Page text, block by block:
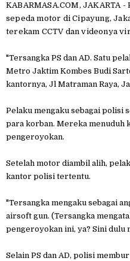
KABARMASA.COM, JAKARTA
sepeda motor di Cipayung,
terekam CCTV dan videonya
"Tersangka PS dan AD. Satu
Metro Jaktim Kombes Budi
kantornya, Jl Matraman Raya,
Pelaku mengaku sebagai polisi
para korban. Mereka menuduh
pengeroyokan.
Setelah motor diambil alih,
kantor polisi tertentu.
"Tersangka mengaku sebagai
airsoft gun. (Tersangka
pengeroyokan ini, ya? Sini dulu
Selain PS dan AD, polisi